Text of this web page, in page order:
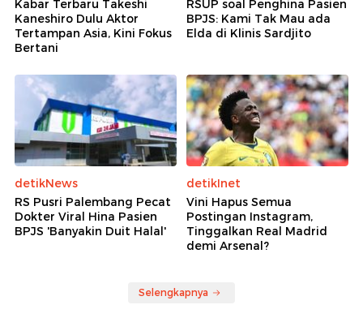
Kabar Terbaru Takeshi
Kaneshiro Dulu Aktor
Tertampan Asia, Kini Fokus
Bertani
RSUP soal Penghina Pasien
BPJS: Kami Tak Mau ada
Elda di Klinis Sardjito
detikNews
RS Pusri Palembang Pecat
Dokter Viral Hina Pasien
BPJS 'Banyakin Duit Halal'
detikInet
Vini Hapus Semua
Postingan Instagram,
Tinggalkan Real Madrid
demi Arsenal?
Selengkapnya